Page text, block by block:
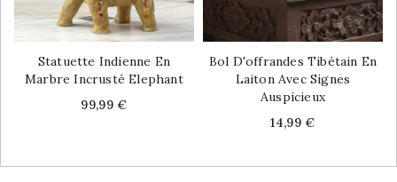
Statuette Indienne En
Marbre Incrusté Elephant
Price
99,99 €
Bol D'offrandes Tibétain En
Laiton Avec Signes
Auspicieux
Price
14,99 €